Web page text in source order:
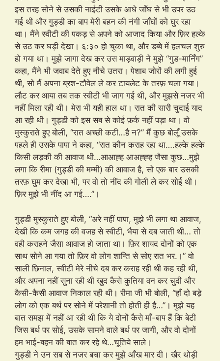
इस तरह सोने से उसकी नाईटी उसके आधे जाँघ से भी उपर उठ
गई थी और गुड्डी का बाप मेरी बहन की नंगी जाँघों को घुर रहा
था। मैंने स्वीटी की पकड़ से अपने को आजाद किया और फ़िर हल्के
से उठ कर घड़ी देखा। ६:३० हो चुका था, और डब्बे में हलचल शुरु
हो गया था। मुझे जागा देख कर उस माड़वाड़ी ने मुझे “गुड-मार्निंग”
कहा, मैंने भी जवाब देते हुए नीचे उतरा। पेशाब जोरों की लगी हुई
थी, सो मैं अपना ब्रश-टौवेल ले कर टायलेट के तरफ़ चला गया।
लौट कर आया तब तक स्वीटी भी जाग गई थी, और मुझसे नजर भी
नहीं मिला रही थी। मेरा भी यही हाल था। रात की सारी चुदाई याद
आ रही थी। गुड्डी को इस सब से कोई फ़र्क नहीं पड़ा था। वो
मुस्कुराते हुए बोली, “रात अच्छी कटी…है न?” मैं कुछ बोलूँ उसके
पहले ही उसके पापा ने कहा, “रात कौन कराह रहा था….हल्के हल्के
किसी लड़की की आवाज थी…आआह्ह आअह्ह्ह जैसा कुछ…मुझे
लगा कि रीमा (गुड्डी की मम्मी) की आवाज है, सो एक बार उसकी
तरफ़ घुम कर देखा भी, पर वो तो नींद की गोली ले कर सोई थी।
फ़िर मुझे भी नींद आ गई….”।
गुड्डी मुस्कुराते हुए बोली, “अरे नहीं पापा, मुझे भी लगा था आवाज,
देखी कि कम जगह की वजह से स्वीटी, भैया से दब जाती थी… तो
वही कराहने जैसा आवाज हो जाता था। फ़िर शायद दोनों को एक
साथ सोने आ गया तो फ़िर वो लोग शान्ति से सोए रात भर.।” वो
साली छिनाल, स्वीटी मेरे नीचे दब कर कराह रही थी कह रही थी,
और अपना नहीं सुना रही थी खुद कैसे कुतिया वन कर चुदी और
कैसी-कैसी आवाज निकाल रही थी। रीमा जी भी बोली, “हाँ दो बड़े
लोग को एक बर्थ पर सोने में परेशानी तो होती ही है…”। मुझे यह
बात समझ में नहीं आ रही थी कि ये दोनों कैसे माँ-बाप हैं कि बेटी
जिस बर्थ पर सोई, उसके सामने वाले बर्थ पर जागी, और वो दोनों
हम भाई-बहन की बात कर रहे थे…चूतिये साले।
गुड्डी ने उन सब से नजर बचा कर मुझे आँख मार दी। खैर थोड़ी